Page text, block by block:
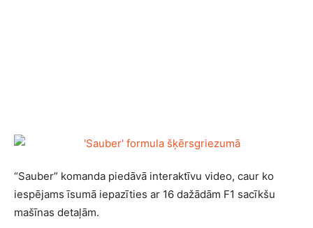
“Sauber” komanda piedāvā interaktīvu video, caur ko
iespējams īsumā iepazīties ar 16 dažādām F1 sacīkšu
mašīnas detaļām.